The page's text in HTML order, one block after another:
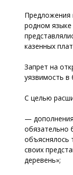
Предложения
родном
казенных
Запрет на
уязвимость в
С целью
—
обязательно
объяснялось
своих
деревень»;